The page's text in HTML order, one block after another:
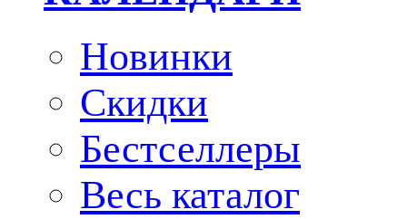
Новинки
Скидки
Бестселлеры
Весь каталог